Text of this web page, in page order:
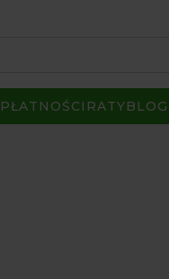
PŁATNOŚCI RATYBLOG